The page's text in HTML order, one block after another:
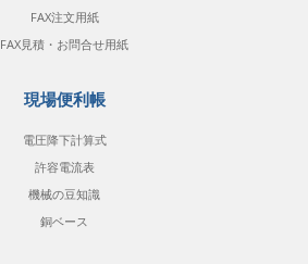
FAX注文用紙
FAX見積・お問合せ用紙
現場便利帳
電圧降下計算式
許容電流表
機械の豆知識
銅ベース